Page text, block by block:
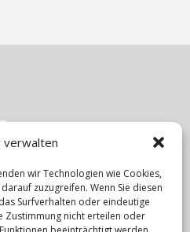
verwalten
wir Technologien wie Cookies,
zuzugreifen. Wenn Sie diesen
Surfverhalten oder eindeutige
Zustimmung nicht erteilen oder